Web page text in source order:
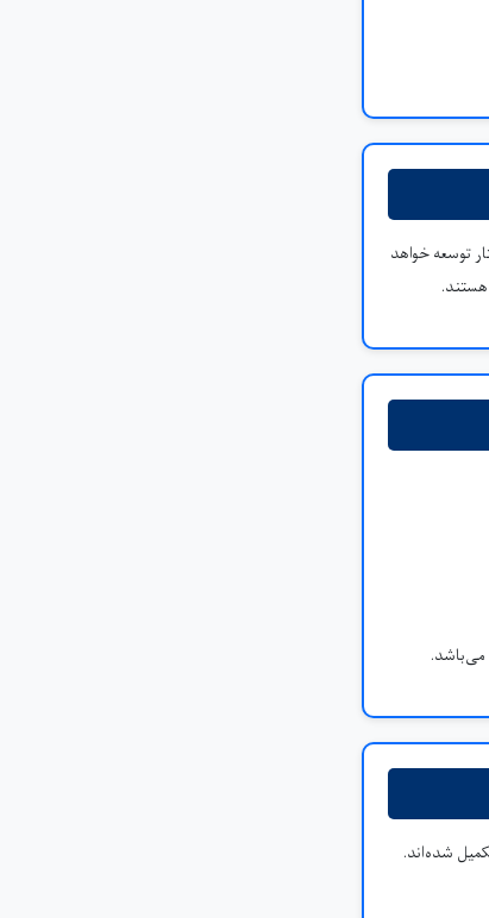
توسعه خواهد
می‌باشد.
شده‌اند.